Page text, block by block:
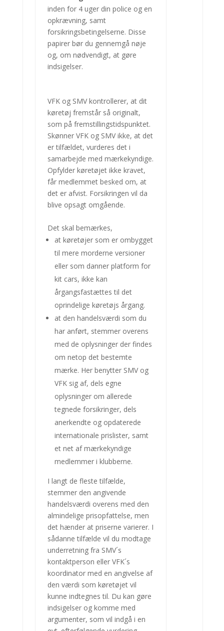
inden for 4 uger din police og en
opkrævning, samt
forsikringsbetingelserne. Disse
papirer bør du gennemgå nøje
og, om nødvendigt, at gøre
indsigelser.
VFK og SMV kontrollerer, at dit
køretøj fremstår så originalt,
som på fremstillingstidspunktet.
Skønner VFK og SMV ikke, at det
er tilfældet, vurderes det i
samarbejde med mærkekyndige.
Opfylder køretøjet ikke kravet,
får medlemmet besked om, at
det er afvist. Forsikringen vil da
blive opsagt omgående.
Det skal bemærkes,
at køretøjer som er ombygget
til mere morderne versioner
eller som danner platform for
kit cars, ikke kan
årgangsfastættes til det
oprindelige køretøjs årgang.
at den handelsværdi som du
har anført, stemmer overens
med de oplysninger der findes
om netop det bestemte
mærke. Her benytter SMV og
VFK sig af, dels egne
oplysninger om allerede
tegnede forsikringer, dels
anerkendte og opdaterede
internationale prislister, samt
et net af mærkekyndige
medlemmer i klubberne.
I langt de fleste tilfælde,
stemmer den angivende
handelsværdi overens med den
almindelige prisopfattelse, men
det hænder at priserne varierer. I
sådanne tilfælde vil du modtage
underretning fra SMV´s
kontaktperson eller VFK´s
koordinator med en angivelse af
den værdi som køretøjet vil
kunne indtegnes til. Du kan gøre
indsigelser og komme med
argumenter, som vil indgå i en